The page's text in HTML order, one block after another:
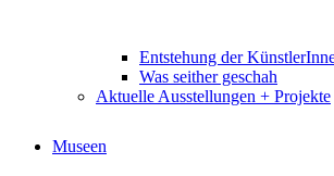
Entstehung der
Was seither geschah
Aktuelle Ausstellungen + Projekte
Museen